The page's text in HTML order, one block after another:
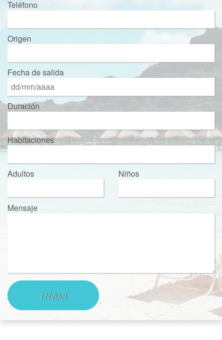
Teléfono
Origen
Fecha de salida
Duración
Habitaciones
Adultos Niños
Mensaje